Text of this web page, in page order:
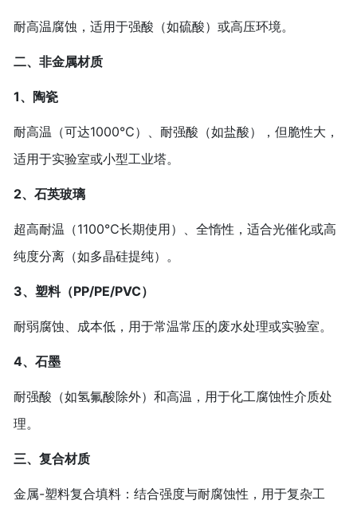
耐高温腐蚀，适用于强酸（如硫酸）或高压环境。
二、非金属材质‌
1、陶瓷‌
耐高温（可达1000℃）、耐强酸（如盐酸），但脆性大，
适用于实验室或小型工业塔。
2、石英玻璃‌
超高耐温（1100℃长期使用）、全惰性，适合光催化或高
纯度分离（如多晶硅提纯）。
3、塑料（PP/PE/PVC）‌
耐弱腐蚀、成本低，用于常温常压的废水处理或实验室。
4、石墨‌
耐强酸（如氢氟酸除外）和高温，用于化工腐蚀性介质处
理。
三、复合材质‌
金属-塑料复合填料‌：结合强度与耐腐蚀性，用于复杂工